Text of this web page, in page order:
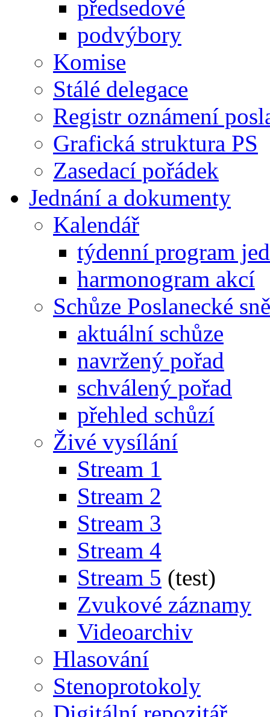
předsedové
podvýbory
Komise
Stálé delegace
Registr oznámení
Grafická struktura PS
Zasedací pořádek
Jednání a dokumenty
Kalendář
týdenní program
harmonogram akcí
Schůze Poslanecké
aktuální schůze
navržený pořad
schválený pořad
přehled schůzí
Živé vysílání
Stream 1
Stream 2
Stream 3
Stream 4
Stream 5 (test)
Zvukové záznamy
Videoarchiv
Hlasování
Stenoprotokoly